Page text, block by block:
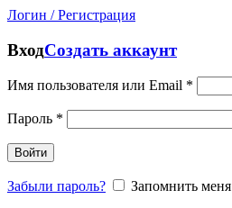
Логин / Регистрация
ВходСоздать аккаунт
Имя пользователя или Email *
Пароль *
Войти
Забыли пароль?
Запомнить меня